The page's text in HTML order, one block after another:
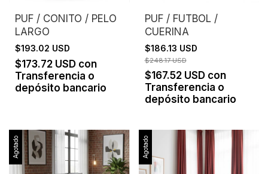
PUF / CONITO / PELO
LARGO
$193.02 USD
$173.72 USD con
Transferencia o
depósito bancario
PUF / FUTBOL /
CUERINA
$186.13 USD
$248.17 USD
$167.52 USD con
Transferencia o
depósito bancario
Agotado Agotado